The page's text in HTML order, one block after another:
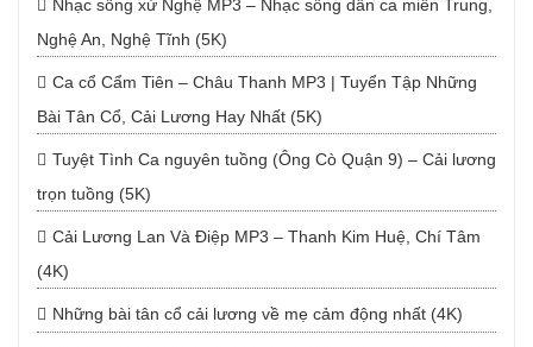
Nhạc sống xứ Nghệ MP3 – Nhạc sống dân ca miền Trung,
Nghệ An, Nghệ Tĩnh (5K)
Ca cổ Cẩm Tiên – Châu Thanh MP3 | Tuyển Tập Những
Bài Tân Cổ, Cải Lương Hay Nhất (5K)
Tuyệt Tình Ca nguyên tuồng (Ông Cò Quận 9) – Cải lương
trọn tuồng (5K)
Cải Lương Lan Và Điệp MP3 – Thanh Kim Huệ, Chí Tâm
(4K)
Những bài tân cổ cải lương về mẹ cảm động nhất (4K)